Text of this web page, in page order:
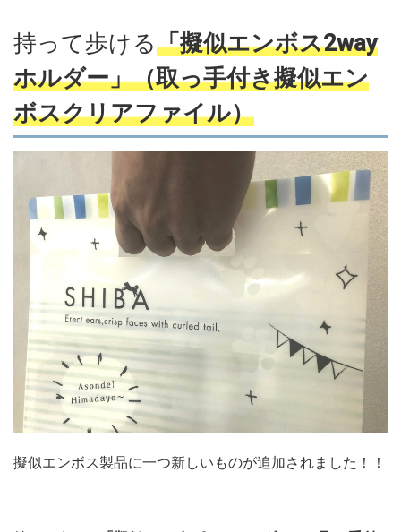
持って歩ける「擬似エンボス2way
ホルダー」（取っ手付き擬似エン
ボスクリアファイル）
擬似エンボス製品に一つ新しいものが追加されました！！